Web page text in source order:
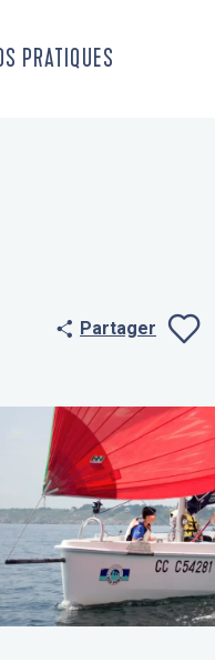
PRATIQUES
Partager